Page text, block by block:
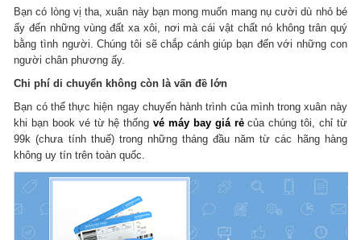
Bạn có lòng vị tha, xuân này bạn mong muốn mang nụ cười dù nhỏ bé
ấy đến những vùng đất xa xôi, nơi mà cái vật chất nó không trân quý
bằng tình người. Chúng tôi sẽ chắp cánh giúp bạn đến với những con
người chân phương ấy.
Chi phí di chuyển không còn là vấn đề lớn
Bạn có thể thực hiện ngay chuyến hành trình của mình trong xuân này
khi bạn book vé từ hệ thốngvé máy bay giá rẻ của chúng tôi, chỉ từ
99k (chưa tính thuế) trong những tháng đầu năm từ các hãng hàng
không uy tín trên toàn quốc.